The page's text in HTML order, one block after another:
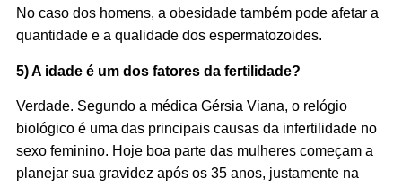
No caso dos homens, a obesidade também pode afetar a
quantidade e a qualidade dos espermatozoides.
5) A idade é um dos fatores da fertilidade?
Verdade. Segundo a médica Gérsia Viana, o relógio
biológico é uma das principais causas da infertilidade no
sexo feminino. Hoje boa parte das mulheres começam a
planejar sua gravidez após os 35 anos, justamente na